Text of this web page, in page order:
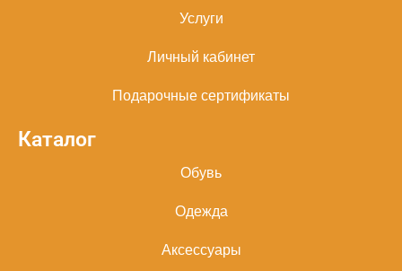
Услуги
Личный кабинет
Подарочные сертификаты
Каталог
Обувь
Одежда
Аксессуары